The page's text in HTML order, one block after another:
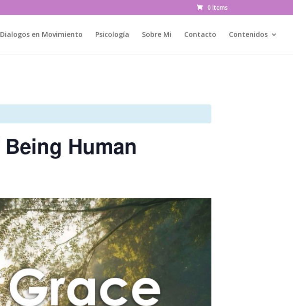
0 Items
Dialogos en Movimiento Psicología Sobre Mi Contacto Contenidos
Human